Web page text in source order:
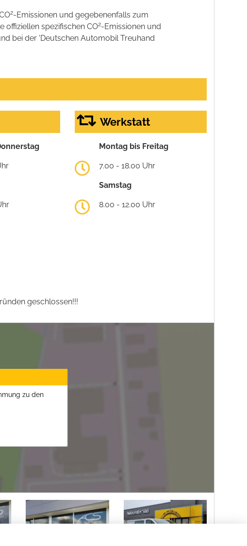
2-Emissionen und gegebenenfalls zum
offiziellen spezifischen CO2-Emissionen und
bei der 'Deutschen Automobil Treuhand
Werkstatt
Montag bis Freitag
7.00 - 18.00 Uhr
Samstag
8.00 - 12.00 Uhr
geschlossen!!!
zu den